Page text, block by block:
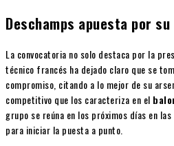
Deschamps apuesta por
La convocatoria no solo destaca por la
técnico francés ha dejado claro que se
compromiso, citando a lo mejor de su
competitivo que los caracteriza en el
grupo se reúna en los próximos días en
para iniciar la puesta a punto.